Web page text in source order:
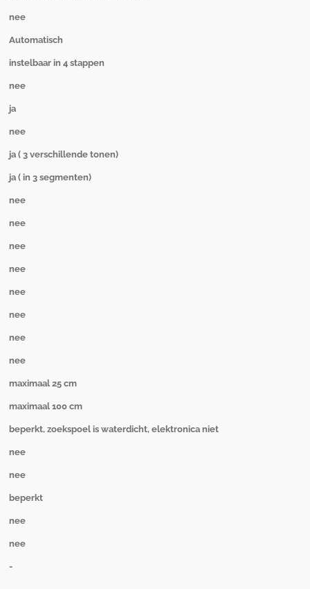
nee
Automatisch
instelbaar in 4 stappen
nee
ja
nee
ja ( 3 verschillende tonen)
ja ( in 3 segmenten)
nee
nee
nee
nee
nee
nee
nee
nee
maximaal 25 cm
maximaal 100 cm
beperkt, zoekspoel is waterdicht, elektronica niet
nee
nee
beperkt
nee
nee
-